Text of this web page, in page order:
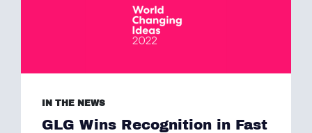
IN THE NEWS
GLG Wins Recognition in Fast